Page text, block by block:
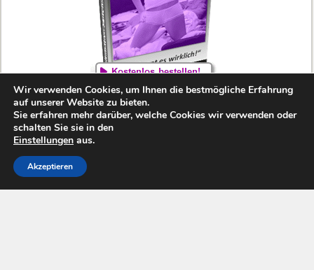
Copyright MeinSeitensprung.com 2010-2026. Alle Rechte
vorbehalten.
Wir verwenden Cookies, um Ihnen die bestmögliche Erfahrung
auf unserer Website zu bieten.
Sie erfahren mehr darüber, welche Cookies wir verwenden oder
schalten Sie sie in den
Einstellungen aus.
Akzeptieren